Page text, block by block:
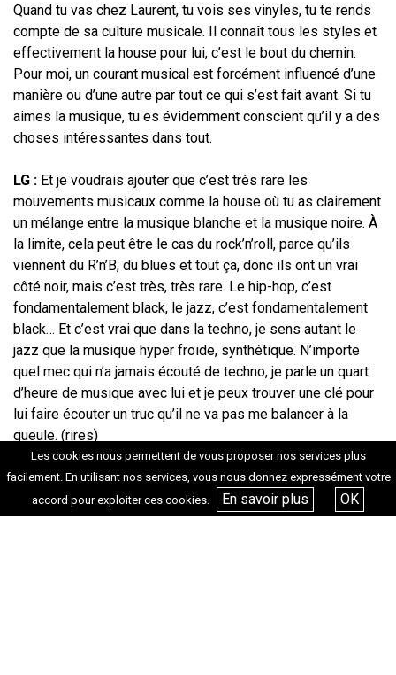
Quand tu vas chez Laurent, tu vois ses vinyles, tu te rends
compte de sa culture musicale. Il connaît tous les styles et
effectivement la house pour lui, c’est le bout du chemin.
Pour moi, un courant musical est forcément influencé d’une
manière ou d’une autre par tout ce qui s’est fait avant. Si tu
aimes la musique, tu es évidemment conscient qu’il y a des
choses intéressantes dans tout.
LG : Et je voudrais ajouter que c’est très rare les
mouvements musicaux comme la house où tu as clairement
un mélange entre la musique blanche et la musique noire. À
la limite, cela peut être le cas du rock’n’roll, parce qu’ils
viennent du R’n’B, du blues et tout ça, donc ils ont un vrai
côté noir, mais c’est très, très rare. Le hip-hop, c’est
fondamentalement black, le jazz, c’est fondamentalement
black… Et c’est vrai que dans la techno, je sens autant le
jazz que la musique hyper froide, synthétique. N’importe
quel mec qui n’a jamais écouté de techno, je parle un quart
d’heure de musique avec lui et je peux trouver une clé pour
lui faire écouter un truc qu’il ne va pas me balancer à la
gueule. (rires)
Dans une séquence, on vous voit vous préparer à
Les cookies nous permettent de vous proposer nos services plus
facilement. En utilisant nos services, vous nous donnez expressément votre
accord pour exploiter ces cookies.
En savoir plus OK